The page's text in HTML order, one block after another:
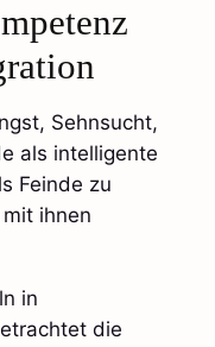
Sehnsucht,
als intelligente
Feinde zu
ihnen
in
die